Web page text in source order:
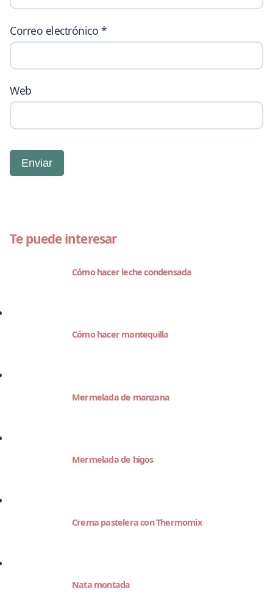
Correo electrónico *
Web
Te puede interesar
Cómo hacer leche condensada
Cómo hacer mantequilla
Mermelada de manzana
Mermelada de higos
Crema pastelera con Thermomix
Nata montada